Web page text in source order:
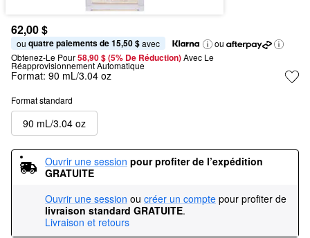
62,00 $
ou quatre paiements de 15,50 $ avec
ou
Obtenez-Le Pour58,90 $ (5% De Réduction) Avec Le
Réapprovisionnement Automatique
Format: 90 mL/3.04 oz
Format standard
90 mL/3.04 oz
Ouvrir une session pour profiter de l’expédition
GRATUITE
Ouvrir une session ou créer un compte pour profiter de
livraison standard GRATUITE.
Livraison et retours